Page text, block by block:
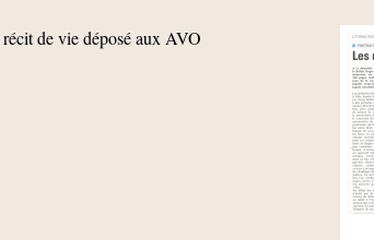
de vie déposé aux AVO